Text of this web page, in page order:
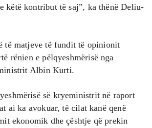
këtë kontribut të saj”, ka thënë Deliu-
të matjeve të fundit të opinionit
rënien e pëlqyeshmërisë nga
Albin Kurti.
së kryeministrit në raport
ai ka avokuar, të cilat kanë qenë
ekonomik dhe çështje që prekin